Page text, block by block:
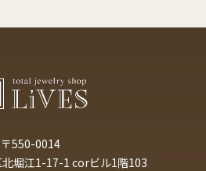
〒550-0014
堀江1-17-1 corビル1階103